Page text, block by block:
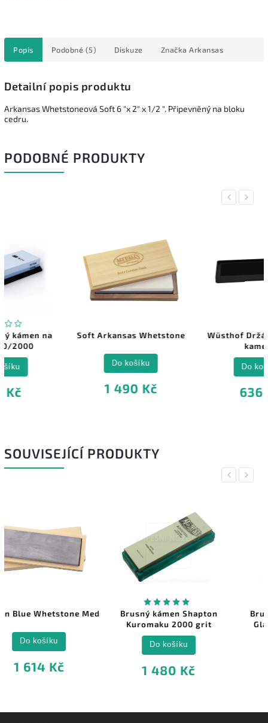
Popis Podobné (5) Diskuze Značka Arkansas
Detailní popis produktu
Arkansas Whetstoneová Soft 6 "x 2" x 1/2 ". Připevněný na bloku
cedru.
PODOBNÉ PRODUKTY
Previous
Soft Arkansas Whetstone
Wüsthof Držák brusného
Next
SOUVISEJÍCÍ PRODUKTY
Previous
Brusný kámen Shapton
1 480 Kč
Brusný kámen Shapton
GlassStone 2000 grit
1 597 Kč
Next